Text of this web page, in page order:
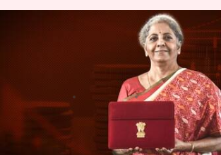
बजट 2021: वित्त मंत्री निर्मला
सीतारमण ने स्वास्थ्य क्षेत्र
क्या ऐलान किए?
Feb 01, 2021 01:45 pm
क्या है खबर?